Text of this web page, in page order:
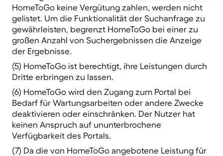
HomeToGo keine Vergütung zahlen, werden nicht
gelistet. Um die Funktionalität der Suchanfrage zu
gewährleisten, begrenzt HomeToGo bei einer zu
großen Anzahl von Suchergebnissen die Anzeige
der Ergebnisse.
(5) HomeToGo ist berechtigt, ihre Leistungen durch
Dritte erbringen zu lassen.
(6) HomeToGo wird den Zugang zum Portal bei
Bedarf für Wartungsarbeiten oder andere Zwecke
deaktivieren oder einschränken. Der Nutzer hat
keinen Anspruch auf ununterbrochene
Verfügbarkeit des Portals.
(7) Da die von HomeToGo angebotene Leistung für